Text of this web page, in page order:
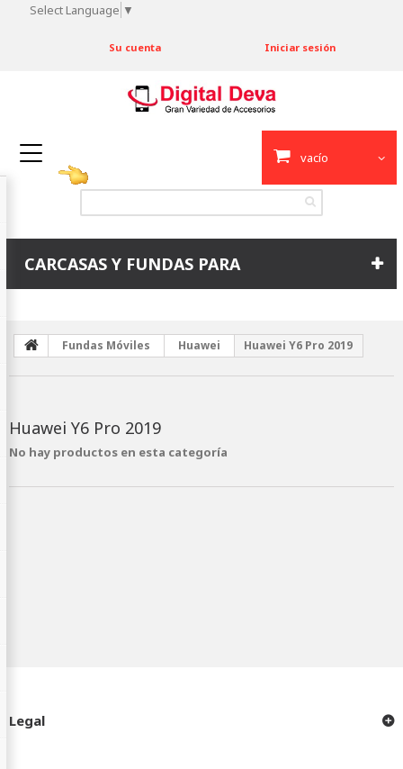
Select Language ▼
Iniciar sesión
Su cuenta
vacío
CARCASAS Y FUNDAS PARA
Fundas Móviles Huawei Huawei Y6 Pro 2019
Huawei Y6 Pro 2019
No hay productos en esta categoría
Legal